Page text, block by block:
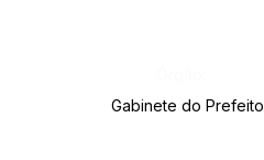
Gabinete do Prefeito